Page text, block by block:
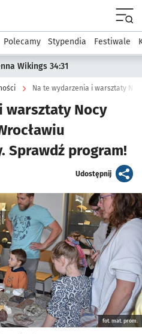
podserwis: Kultura
Polecamy Stypendia Festiwale
Wikings 34:31
warsztaty Nocy
Sprawdź program!
Udostępnijartykuł
fot. mat. prom.